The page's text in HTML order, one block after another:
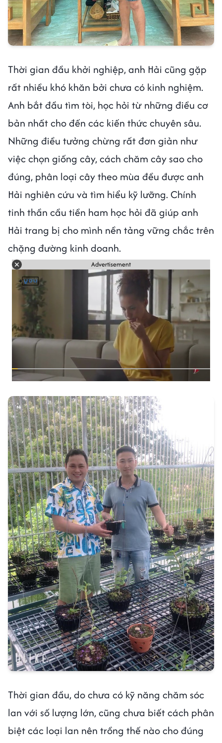
Thời gian đầu khởi nghiệp, anh Hải cũng gặp
rất nhiều khó khăn bởi chưa có kinh nghiệm.
Anh bắt đầu tìm tòi, học hỏi từ những điều cơ
bản nhất cho đến các kiến thức chuyên sâu.
Những điều tưởng chừng rất đơn giản như
việc chọn giống cây, cách chăm cây sao cho
đúng, phân loại cây theo mùa đều được anh
Hải nghiên cứu và tìm hiểu kỹ lưỡng. Chính
tinh thần cầu tiền ham học hỏi đã giúp anh
Hải trang bị cho mình nền tảng vững chắc trên
chặng đường kinh doanh.
Advertisement
Thời gian đầu, do chưa có kỹ năng chăm sóc
lan với số lượng lớn, cũng chưa biết cách phân
biệt các loại lan nên trồng thế nào cho đúng